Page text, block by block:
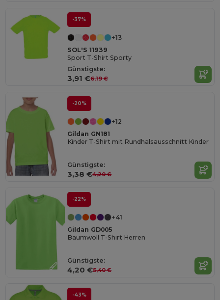
-37%
+13
SOL'S 11939
Sport T-Shirt Sporty
Günstigste:
3,91 €6,19 €
-20%
+12
Gildan GN181
Kinder T-Shirt mit Rundhalsausschnitt Kinder
Günstigste:
3,38 €4,20 €
-22%
+41
Gildan GD005
Baumwoll T-Shirt Herren
Günstigste:
4,20 €5,40 €
-43%